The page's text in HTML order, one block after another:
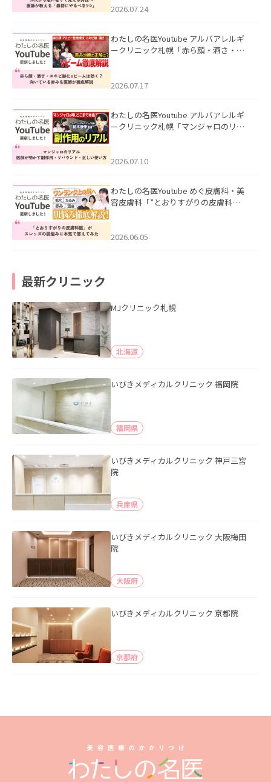
た。
2026.07.24
わたしの名医Youtube アルバアレルギ
ークリニック札幌「赤ら顔・酒さ・ニ
した。
2026.07.17
わたしの名医Youtube アルバアレルギ
ークリニック札幌「マンジャロのリア
た。
2026.07.10
わたしの名医Youtube めぐ皮膚科・美
容皮膚科「”とおりすがりの皮膚科
2026.06.05
最新クリニック
MJクリニック札幌
北海道
いびきメディカルクリニック 福岡院
福岡県
いびきメディカルクリニック 神戸三宮
院
兵庫県
いびきメディカルクリニック 大阪梅田
院
大阪府
いびきメディカルクリニック 京都院
京都府